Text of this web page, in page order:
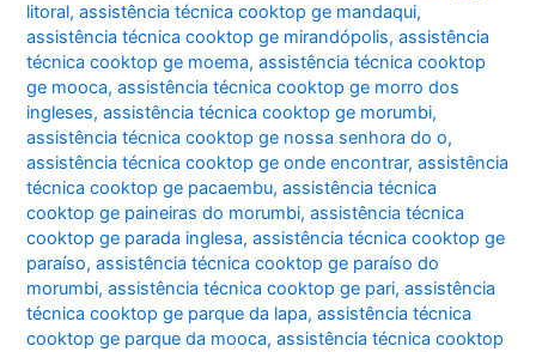
litoral,assistência técnica cooktop ge mandaqui,
assistência técnica cooktop ge mirandópolis,assistência
técnica cooktop ge moema,assistência técnica cooktop
ge mooca,assistência técnica cooktop ge morro dos
ingleses,assistência técnica cooktop ge morumbi,
assistência técnica cooktop ge nossa senhora do o,
assistência técnica cooktop ge onde encontrar,assistência
técnica cooktop ge pacaembu,assistência técnica
cooktop ge paineiras do morumbi,assistência técnica
cooktop ge parada inglesa,assistência técnica cooktop ge
paraíso,assistência técnica cooktop ge paraíso do
morumbi,assistência técnica cooktop ge pari,assistência
técnica cooktop ge parque da lapa,assistência técnica
cooktop ge parque da mooca,assistência técnica cooktop